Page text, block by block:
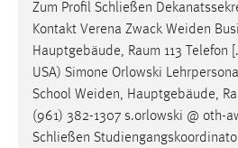
Zum Profil Schließen
Kontakt Verena Zwack Weiden
Hauptgebäude, Raum 113 Telefon
USA) Simone Orlowski
School Weiden, Hauptgebäude,
(961) 382-1307 s.orlowski @ oth-
Schließen